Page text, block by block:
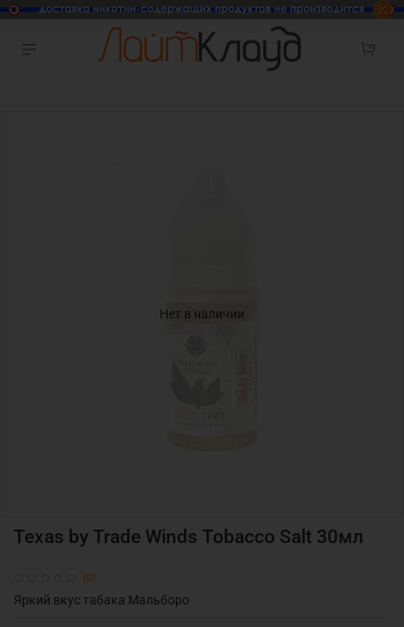
Нет в наличии
(0)
Texas by Trade Winds Tobacco Salt 30мл
Яркий вкус табака Мальборо